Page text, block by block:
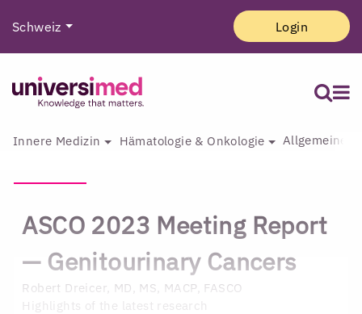
Schweiz Login
Innere Medizin Hämatologie & Onkologie Allgemeine
ASCO 2023 Meeting Report
— Genitourinary Cancers
Robert Dreicer, MD, MS, MACP, FASCO
Highlights of the latest research